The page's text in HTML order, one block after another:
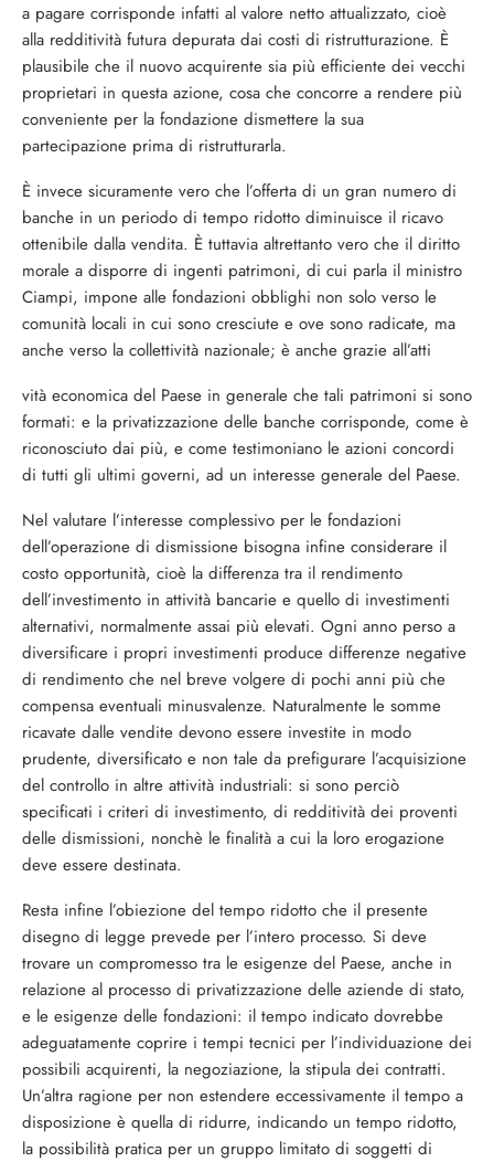
a pagare corrisponde infatti al valore netto attualizzato, cioè
alla redditi­vità futura depurata dai costi di ristruttura­zione. È
plausibile che il nuovo acquirente sia più efficiente dei vecchi
proprietari in questa azione, cosa che concorre a rendere più
conveniente per la fondazione dismette­re la sua
partecipazione prima di ristruttu­rarla.
È invece sicuramente vero che l’offerta di un gran numero di
banche in un periodo di tempo ridotto diminuisce il ricavo
ottenibi­le dalla vendita. È tuttavia altrettanto vero che il diritto
morale a disporre di ingenti patrimoni, di cui parla il ministro
Ciampi, impone alle fondazioni obblighi non solo verso le
comunità locali in cui sono cresciu­te e ove sono radicate, ma
anche verso la collettività nazionale; è anche grazie all’atti­
vità economica del Paese in generale che ta­li patrimoni si sono
formati: e la privatizza­zione delle banche corrisponde, come è
ri­conosciuto dai più, e come testimoniano le azioni concordi
di tutti gli ultimi governi, ad un interesse generale del Paese.
Nel valutare l’interesse complessivo per le fondazioni
dell’operazione di dismissione bisogna infine considerare il
costo opportu­nità, cioè la differenza tra il rendimento
dell’investimento in attività bancarie e quel­lo di investimenti
alternativi, normalmente assai più elevati. Ogni anno perso a
diversi­ficare i propri investimenti produce diffe­renze negative
di rendimento che nel breve volgere di pochi anni più che
compensa eventuali minusvalenze. Naturalmente le somme
ricavate dalle vendite devono essere investite in modo
prudente, diversificato e non tale da prefigurare l’acquisizione
del controllo in altre attività industriali: si sono perciò
specificati i criteri di investimento, di redditività dei proventi
delle dismissioni, nonchè le finalità a cui la loro erogazione
deve essere destinata.
Resta infine l’obiezione del tempo ridotto che il presente
disegno di legge prevede per l’intero processo. Si deve
trovare un compromesso tra le esigenze del Paese, anche in
relazione al processo di priva­tizzazione delle aziende di stato,
e le esi­genze delle fondazioni: il tempo indicato dovrebbe
adeguatamente coprire i tempi tecnici per l’individuazione dei
possibili acquirenti, la negoziazione, la stipula dei contratti.
Un’altra ragione per non esten­dere eccessivamente il tempo a
disposizione è quella di ridurre, indicando un tempo ridotto,
la possibilità pratica per un gruppo limitato di soggetti di